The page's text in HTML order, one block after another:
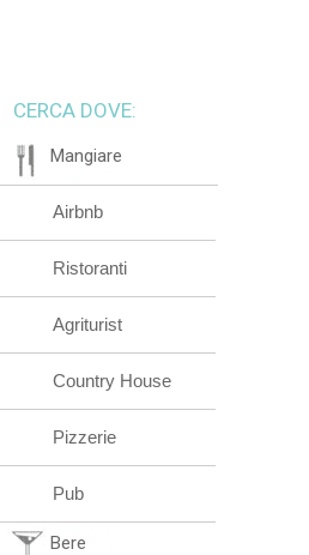
CERCA DOVE:
Mangiare
Airbnb
Ristoranti
Agriturist
Country House
Pizzerie
Pub
Bere